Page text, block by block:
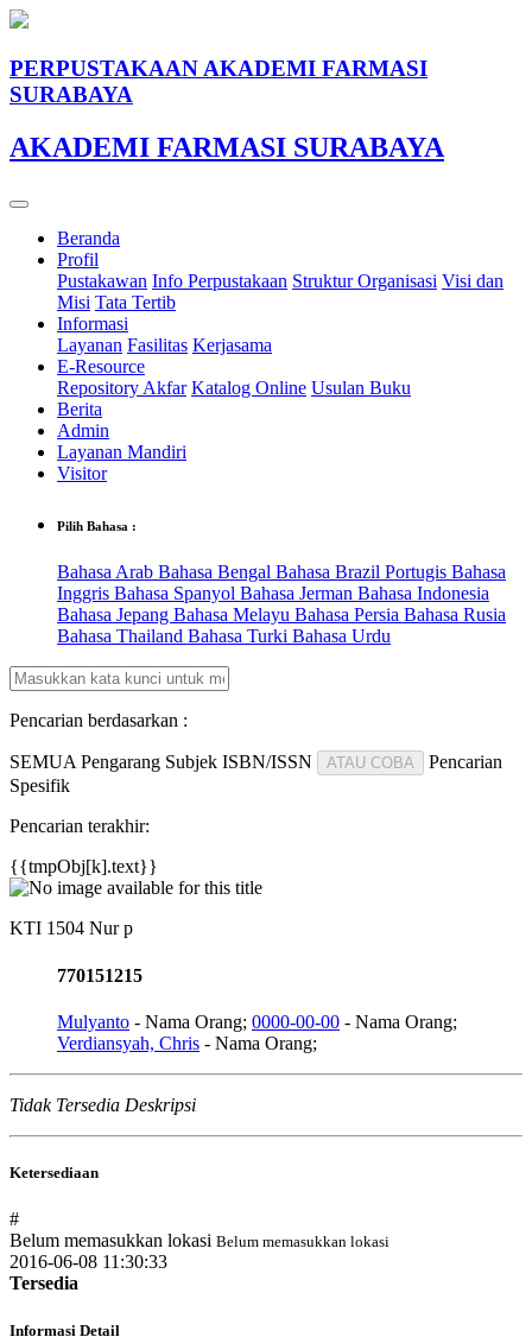
PERPUSTAKAAN AKADEMI FARMASI
SURABAYA
AKADEMI FARMASI SURABAYA
Beranda
Profil
Pustakawan Info Perpustakaan Struktur Organisasi Visi dan
Misi Tata Tertib
Informasi
Layanan Fasilitas Kerjasama
E-Resource
Repository Akfar Katalog Online Usulan Buku
Berita
Admin
Layanan Mandiri
Visitor
Pilih Bahasa :
Bahasa Arab Bahasa Bengal Bahasa Brazil Portugis Bahasa
Inggris Bahasa Spanyol Bahasa Jerman Bahasa Indonesia
Bahasa Jepang Bahasa Melayu Bahasa Persia Bahasa Rusia
Bahasa Thailand Bahasa Turki Bahasa Urdu
Pencarian berdasarkan :
SEMUA Pengarang Subjek ISBN/ISSN ATAU COBA
Pencarian
Spesifik
Pencarian terakhir:
{{tmpObj[k].text}}
KTI 1504 Nur p
770151215
Mulyanto - Nama Orang; 0000-00-00 - Nama Orang;
Verdiansyah, Chris - Nama Orang;
Tidak Tersedia Deskripsi
Ketersediaan
#
Belum memasukkan lokasi Belum memasukkan lokasi
2016-06-08 11:30:33
Tersedia
Informasi Detail